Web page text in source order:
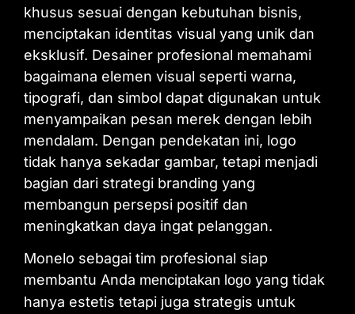
khusus sesuai dengan kebutuhan bisnis,
menciptakan identitas visual yang unik dan
eksklusif. Desainer profesional memahami
bagaimana elemen visual seperti warna,
tipografi, dan simbol dapat digunakan untuk
menyampaikan pesan merek dengan lebih
mendalam. Dengan pendekatan ini, logo
tidak hanya sekadar gambar, tetapi menjadi
bagian dari strategi branding yang
membangun persepsi positif dan
meningkatkan daya ingat pelanggan.
Monelo sebagai tim profesional siap
membantu Anda menciptakan logo yang tidak
hanya estetis tetapi juga strategis untuk